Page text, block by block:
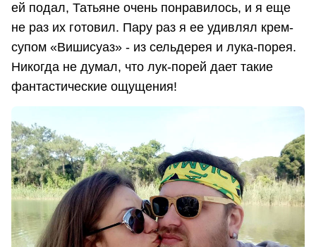
ей подал, Татьяне очень понравилось, и я еще
не раз их готовил. Пару раз я ее удивлял крем-
супом «Вишисуаз» - из сельдерея и лука-порея.
Никогда не думал, что лук-порей дает такие
фантастические ощущения!